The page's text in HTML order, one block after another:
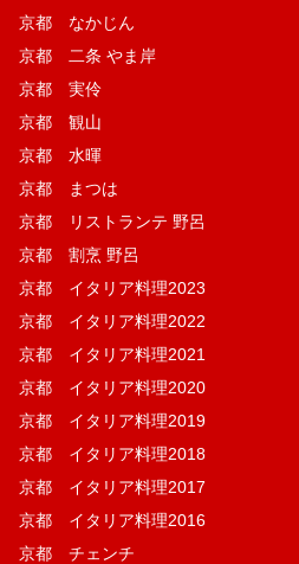
京都 なかじん
京都 二条 やま岸
京都 実伶
京都 観山
京都 水暉
京都 まつは
京都 リストランテ 野呂
京都 割烹 野呂
京都 イタリア料理2023
京都 イタリア料理2022
京都 イタリア料理2021
京都 イタリア料理2020
京都 イタリア料理2019
京都 イタリア料理2018
京都 イタリア料理2017
京都 イタリア料理2016
京都 チェンチ